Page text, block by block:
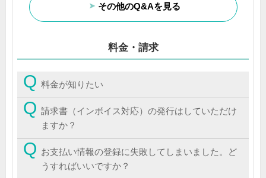
その他のQ&Aを見る
料金・請求
料金が知りたい
請求書（インボイス対応）の発行はしていただけ
ますか？
お支払い情報の登録に失敗してしまいました。ど
うすればいいですか？